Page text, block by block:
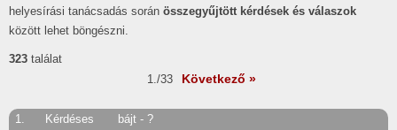
helyesírási tanácsadás során összegyűjtött kérdések és válaszok
között lehet böngészni.
323 találat
1./33
Következő »
1.
Kérdéses
bájt - ?